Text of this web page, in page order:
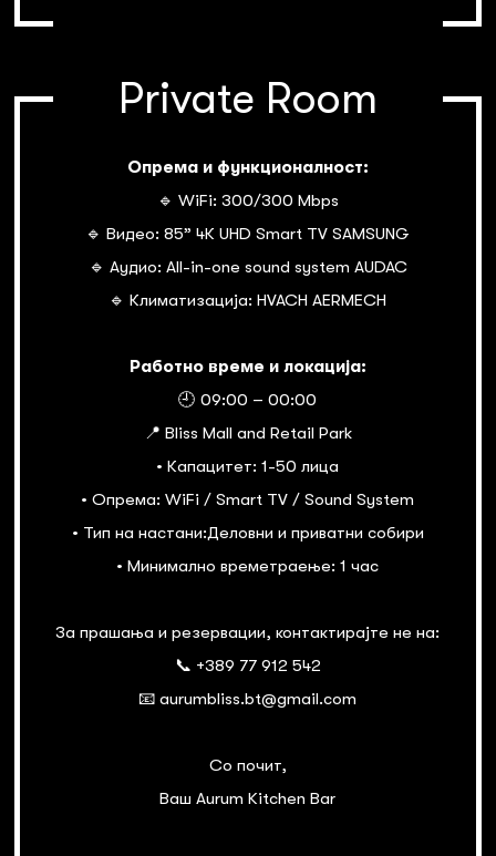
Private Room
Опрема и функционалност:
🔹 WiFi: 300/300 Mbps
🔹 Видео: 85” 4К UHD Smart TV SAMSUNG
🔹 Аудио: All-in-one sound system AUDAC
🔹 Климатизација: HVACH AERMECH
Работно време и локација:
🕘 09:00 – 00:00
📍 Bliss Mall and Retail Park
• Капацитет: 1-50 лица
• Опрема: WiFi / Smart TV / Sound System
• Тип на настани:Деловни и приватни собири
• Минимално времетраење: 1 час
За прашања и резервации, контактирајте не на:
📞 +389 77 912 542
📧 aurumbliss.bt@gmail.com
Со почит,
Ваш Aurum Kitchen Bar